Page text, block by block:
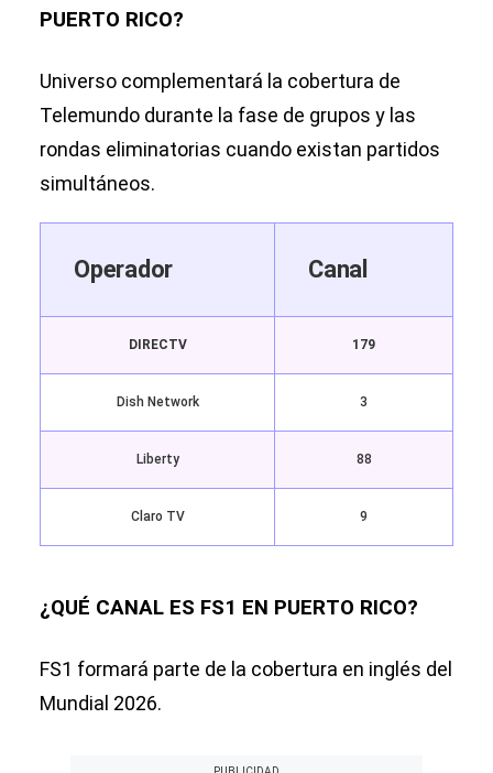
PUERTO RICO?
Universo complementará la cobertura de
Telemundo durante la fase de grupos y las
rondas eliminatorias cuando existan partidos
simultáneos.
Operador Canal
DIRECTV 179
Dish Network 3
Liberty 88
Claro TV 9
¿QUÉ CANAL ES FS1 EN PUERTO RICO?
FS1 formará parte de la cobertura en inglés del
Mundial 2026.